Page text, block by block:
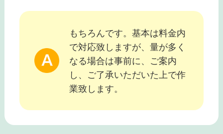
もちろんです。基本は料金内
で対応致しますが、量が多く
なる場合は事前に、ご案内
し、ご了承いただいた上で作
業致します。